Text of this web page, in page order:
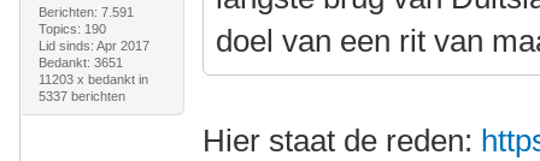
Berichten: 7.591
Topics: 190
Lid sinds: Apr 2017
Bedankt: 3651
11203 x bedankt in
5337 berichten
doel van een rit van
Hier staat de reden: